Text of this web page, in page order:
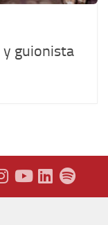
guionista